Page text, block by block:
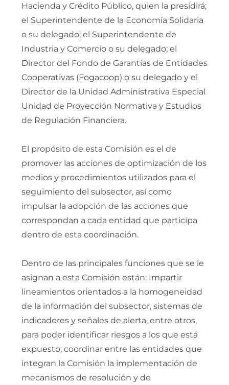
Hacienda y Crédito Público, quien la presidirá;
el Superintendente de la Economía Solidaria
o su delegado; el Superintendente de
Industria y Comercio o su delegado; el
Director del Fondo de Garantías de Entidades
Cooperativas (Fogacoop) o su delegado y el
Director de la Unidad Administrativa Especial
Unidad de Proyección Normativa y Estudios
de Regulación Financiera.
El propósito de esta Comisión es el de
promover las acciones de optimización de los
medios y procedimientos utilizados para el
seguimiento del subsector, así como
impulsar la adopción de las acciones que
correspondan a cada entidad que participa
dentro de esta coordinación.
Dentro de las principales funciones que se le
asignan a esta Comisión están: Impartir
lineamientos orientados a la homogeneidad
de la información del subsector, sistemas de
indicadores y señales de alerta, entre otros,
para poder identificar riesgos a los que está
expuesto; coordinar entre las entidades que
integran la Comisión la implementación de
mecanismos de resolución y de